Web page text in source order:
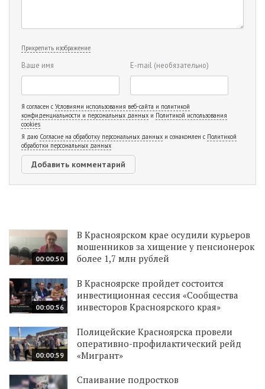
Прикрепить изображение
Ваше имя E-mail (необязательно)
Я согласен с Условиями использования веб-сайта и политикой
конфиденциальности и персональных данных и Политикой использования
cookies
Я даю Согласие на обработку персональных данных и ознакомлен с Политикой
обработки персональных данных
00:00:50
В Красноярском крае осудили курьеров
мошенников за хищение у пенсионерок
более 1,7 млн рублей
00:00:56
В Красноярске пройдет состоится
инвестиционная сессия «Сообщества
инвесторов Красноярского края»
00:00:59
Полицейские Красноярска провели
оперативно-профилактический рейд
«Мигрант»
Спаивание подростков